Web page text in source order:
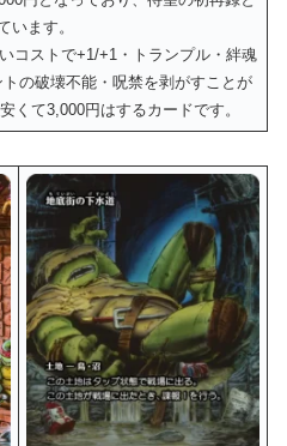
います。
コストで+1/+1・トランプル・絆魂
の破壊不能・呪禁を剥がすことが
くて3,000円はするカードです。